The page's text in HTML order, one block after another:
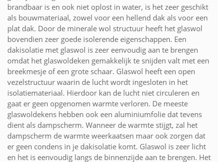
brandbaar is en ook niet oplost in water, is het zeer geschikt
als bouwmateriaal, zowel voor een hellend dak als voor een
plat dak. Door de minerale wol structuur heeft het glaswol
bovendien zeer goede isolerende eigenschappen. Een
dakisolatie met glaswol is zeer eenvoudig aan te brengen
omdat het glaswoldeken gemakkelijk te snijden valt met een
breekmesje of een grote schaar. Glaswol heeft een open
vezelstructuur waarin de lucht wordt ingesloten in het
isolatiemateriaal. Hierdoor kan de lucht niet circuleren en
gaat er geen opgenomen warmte verloren. De meeste
glaswoldekens hebben ook een aluminiumfolie dat tevens
dient als dampscherm. Wanneer de warmte stijgt, zal het
dampscherm de warmte weerkaatsen maar ook zorgen dat
er geen condens in je dakisolatie komt. Glaswol is zeer licht
en het is eenvoudig langs de binnenzijde aan te brengen. Het